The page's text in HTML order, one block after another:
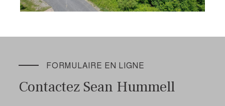
FORMULAIRE EN LIGNE
Contactez Sean Hummell